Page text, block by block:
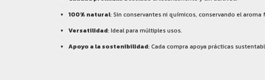
100% natural: Sin conservantes ni químicos, conservando el aroma
Versatilidad: Ideal para múltiples usos.
Apoyo a la sostenibilidad: Cada compra apoya prácticas